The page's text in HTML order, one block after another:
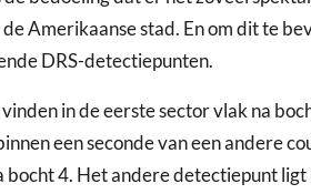
Amerikaanse stad. En om dit te
DRS-detectiepunten.
in de eerste sector vlak na
een seconde van een andere
4. Het andere detectiepunt